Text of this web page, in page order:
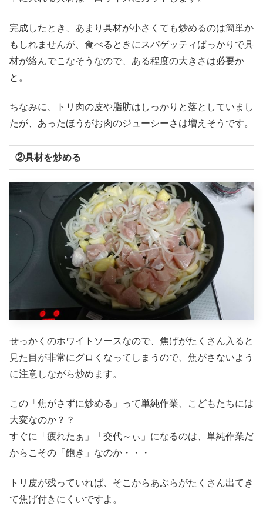
完成したとき、あまり具材が小さくても炒めるのは簡単か
もしれませんが、食べるときにスパゲッティばっかりで具
材が絡んでこなそうなので、ある程度の大きさは必要か
と。
ちなみに、トリ肉の皮や脂肪はしっかりと落としていまし
たが、あったほうがお肉のジューシーさは増えそうです。
②具材を炒める
せっかくのホワイトソースなので、焦げがたくさん入ると
見た目が非常にグロくなってしまうので、焦がさないよう
に注意しながら炒めます。
この「焦がさずに炒める」って単純作業、こどもたちには
大変なのか？？
すぐに「疲れたぁ」「交代～ぃ」になるのは、単純作業だ
からこその「飽き」なのか・・・
トリ皮が残っていれば、そこからあぶらがたくさん出てき
て焦げ付きにくいですよ。